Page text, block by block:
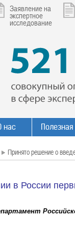
Заявление на
экспертное
исследование
нас
Принято решение о
в России